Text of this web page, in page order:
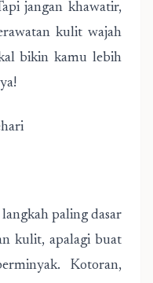
jangan khawatir,
kulit wajah
bikin kamu lebih
paling dasar
kulit, apalagi buat
Kotoran,